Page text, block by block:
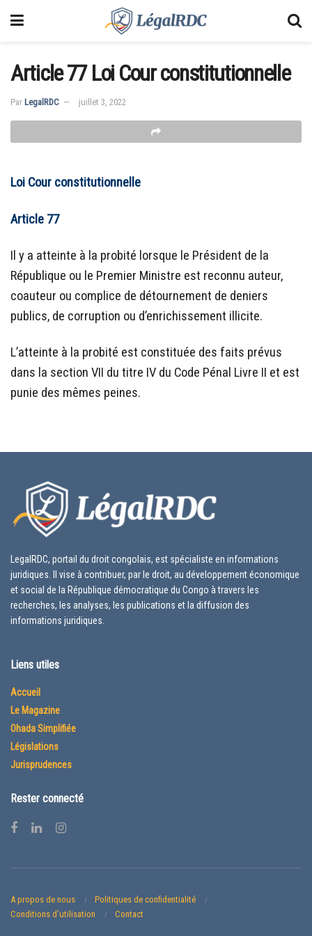
Article 77 Loi Cour constitutionnelle
Par LegalRDC juillet 3, 2022
Loi Cour constitutionnelle
Article 77
Il y a atteinte à la probité lorsque le Président de la
République ou le Premier Ministre est reconnu auteur,
coauteur ou complice de détournement de deniers
publics, de corruption ou d’enrichissement illicite.
L’atteinte à la probité est constituée des faits prévus
dans la section VII du titre IV du Code Pénal Livre II et est
punie des mêmes peines.
LegalRDC, portail du droit congolais, est spécialiste en informations
juridiques. Il vise à contribuer, par le droit, au développement économique
et social de la République démocratique du Congo à travers les
recherches, les analyses, les publications et la diffusion des
informations juridiques.
Liens utiles
Accueil
Le Magazine
Ohada Simplifiée
Législations
Jurisprudences
Rester connecté
A propos de nous
Politiques de confidentialité
Conditions d’utilisation
Contact